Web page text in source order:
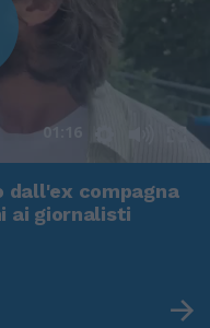
01:16
dall'ex compagna
ai giornalisti